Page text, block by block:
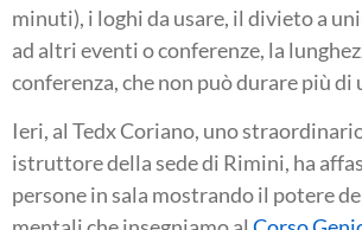
minuti), i loghi da usare, il divieto a
ad altri eventi o conferenze, la
conferenza, che non può durare più di
Ieri, al Tedx Coriano, uno
istruttore della sede di Rimini, ha
persone in sala mostrando il potere